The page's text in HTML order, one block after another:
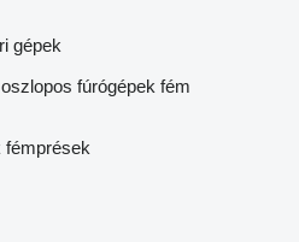
gépek
oszlopos fúrógépek fém
fémprések